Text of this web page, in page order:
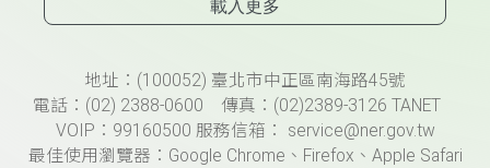
載入更多
頁尾資訊地址：(100052) 臺北市中正區南海路45號
電話：(02) 2388-0600 傳真：(02)2389-3126 TANET
VOIP：99160500 服務信箱： service@ner.gov.tw
最佳使用瀏覽器：Google Chrome、Firefox、Apple Safari